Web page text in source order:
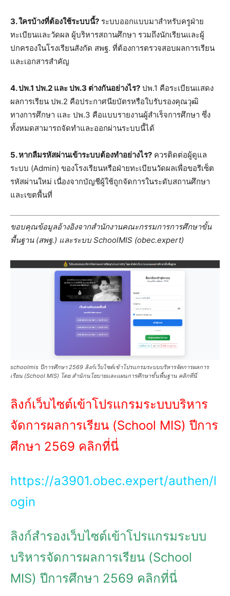
3. ใครบ้างที่ต้องใช้ระบบนี้? ระบบออกแบบมาสำหรับครูฝ่าย
ทะเบียนและวัดผล ผู้บริหารสถานศึกษา รวมถึงนักเรียนและผู้
ปกครองในโรงเรียนสังกัด สพฐ. ที่ต้องการตรวจสอบผลการเรียน
และเอกสารสำคัญ
4. ปพ.1 ปพ.2 และ ปพ.3 ต่างกันอย่างไร? ปพ.1 คือระเบียนแสดง
ผลการเรียน ปพ.2 คือประกาศนียบัตรหรือใบรับรองคุณวุฒิ
ทางการศึกษา และ ปพ.3 คือแบบรายงานผู้สำเร็จการศึกษา ซึ่ง
ทั้งหมดสามารถจัดทำและออกผ่านระบบนี้ได้
5. หากลืมรหัสผ่านเข้าระบบต้องทำอย่างไร? ควรติดต่อผู้ดูแล
ระบบ (Admin) ของโรงเรียนหรือฝ่ายทะเบียนวัดผลเพื่อขอรีเซ็ต
รหัสผ่านใหม่ เนื่องจากบัญชีผู้ใช้ถูกจัดการในระดับสถานศึกษา
และเขตพื้นที่
ขอบคุณข้อมูลอ้างอิงจากสำนักงานคณะกรรมการการศึกษาขั้น
พื้นฐาน (สพฐ.) และระบบ SchoolMIS (obec.expert)
schoolmis ปีการศึกษา 2569 ลิงก์เว็บไซต์เข้าโปรแกรมระบบบริหารจัดการผลการ
เรียน (School MIS) โดย สำนักนโยบายและแผนการศึกษาขั้นพื้นฐาน คลิกที่นี่
ลิงก์เว็บไซต์เข้าโปรแกรมระบบบริหาร
จัดการผลการเรียน (School MIS) ปีการ
ศึกษา 2569 คลิกที่นี่
https://a3901.obec.expert/authen/l
ogin
ลิงก์สำรองเว็บไซต์เข้าโปรแกรมระบบ
บริหารจัดการผลการเรียน (School
MIS) ปีการศึกษา 2569 คลิกที่นี่